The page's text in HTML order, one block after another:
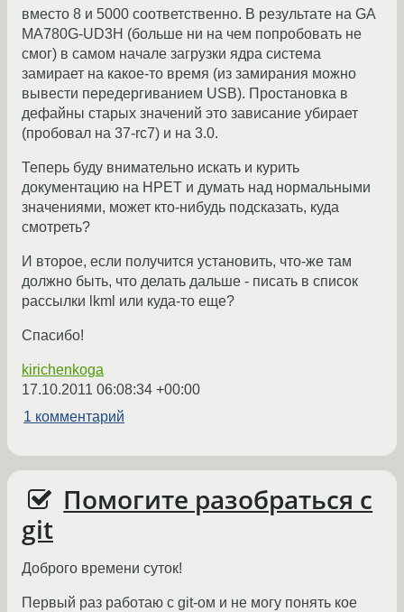
вместо 8 и 5000 соответственно. В результате на GA
MA780G-UD3H (больше ни на чем попробовать не
смог) в самом начале загрузки ядра система
замирает на какое-то время (из замирания можно
вывести передергиванием USB). Простановка в
дефайны старых значений это зависание убирает
(пробовал на 37-rc7) и на 3.0.
Теперь буду внимательно искать и курить
документацию на HPET и думать над нормальными
значениями, может кто-нибудь подсказать, куда
смотреть?
И второе, если получится установить, что-же там
должно быть, что делать дальше - писать в список
рассылки lkml или куда-то еще?
Спасибо!
kirichenkoga
17.10.2011 06:08:34 +00:00
1 комментарий
Помогите разобраться с
git
Доброго времени суток!
Первый раз работаю с git-ом и не могу понять кое